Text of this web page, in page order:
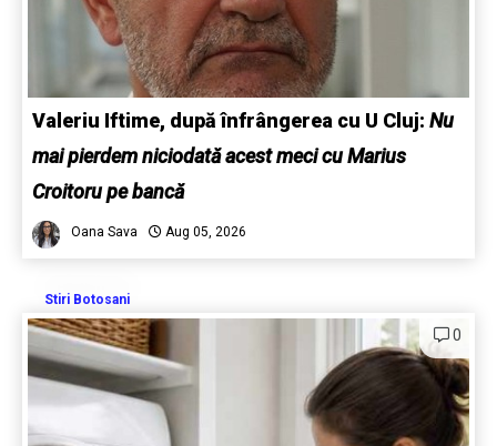
Valeriu Iftime, după înfrângerea cu U Cluj: Nu
mai pierdem niciodată acest meci cu Marius
Croitoru pe bancă
Oana Sava Aug 05, 2026
Stiri Botosani
0